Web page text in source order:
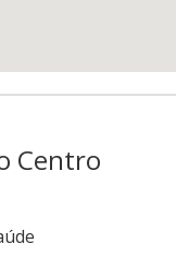
Centro